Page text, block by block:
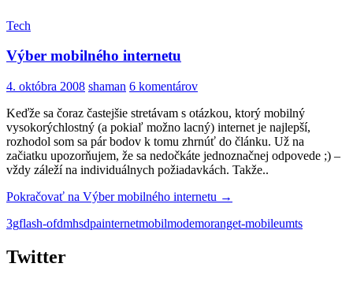
Tech
Výber mobilného internetu
4. októbra 2008 shaman 6 komentárov
Keďže sa čoraz častejšie stretávam s otázkou, ktorý mobilný
vysokorýchlostný (a pokiaľ možno lacný) internet je najlepší,
rozhodol som sa pár bodov k tomu zhrnúť do článku. Už na
začiatku upozorňujem, že sa nedočkáte jednoznačnej odpovede ;) –
vždy záleží na individuálnych požiadavkách. Takže..
Pokračovať na Výber mobilného internetu →
3gflash-ofdmhsdpainternetmobilmodemoranget-mobileumts
Twitter